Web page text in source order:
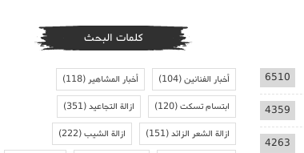
6510
4359
4263
كلمات البحث
أخبار الفنانين(104) أخبار المشاهير(118)
ابتسام تسكت(120) ازالة التجاعيد(351)
ازالة الشعر الزائد(151) ازالة الشيب(222)